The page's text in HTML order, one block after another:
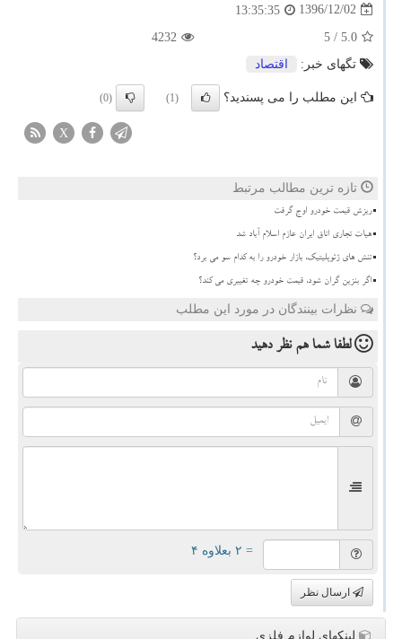
1396/12/02
13:35:35
5.0
/ 5
4232
تگهای خبر:
اقتصاد
این مطلب را می پسندید؟ (1)
(0)
X
تازه ترین مطالب مرتبط
ریزش قیمت خودرو اوج گرفت
هیات تجاری اتاق ایران عازم اسلام آباد شد
تنش های ژئوپلیتیک، بازار خودرو را به کدام سو می برد؟
اگر بنزین گران شود، قیمت خودرو چه تغییری می کند؟
نظرات بینندگان در مورد این مطلب
لطفا شما همنظر دهید
= ۲ بعلاوه ۴
ارسال نظر
لینکهای لوازم فلزی